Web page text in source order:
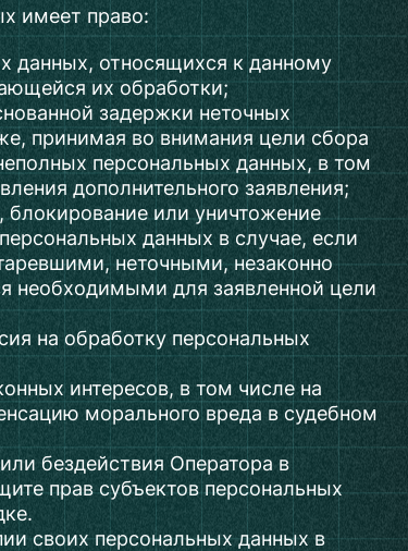
имеет право:
данных, относящихся к данному
их обработки;
задержки неточных
принимая во внимания цели сбора
персональных данных, в том
дополнительного заявления;
блокирование или уничтожение
данных в случае, если
неточными, незаконно
необходимыми для заявленной цели
на обработку персональных
интересов, в том числе на
морального вреда в судебном
бездействия Оператора в
прав субъектов персональных
своих персональных данных в